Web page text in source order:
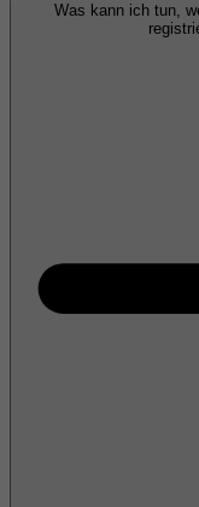
Was kann ich tun,